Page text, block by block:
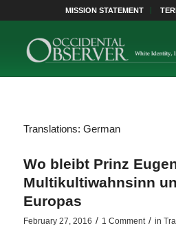
MISSION STATEMENT
Translations: German
Wo bleibt Prinz
Multikultiwahnsinn
Europas
February 27, 2016 / 1 Comment / in